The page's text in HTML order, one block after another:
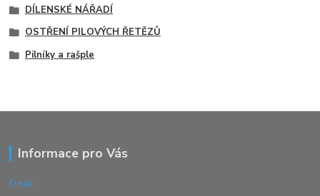
DÍLENSKÉ NÁŘADÍ
OSTŘENÍ PILOVÝCH ŘETĚZŮ
Pilníky a rašple
Informace pro Vás
O nás